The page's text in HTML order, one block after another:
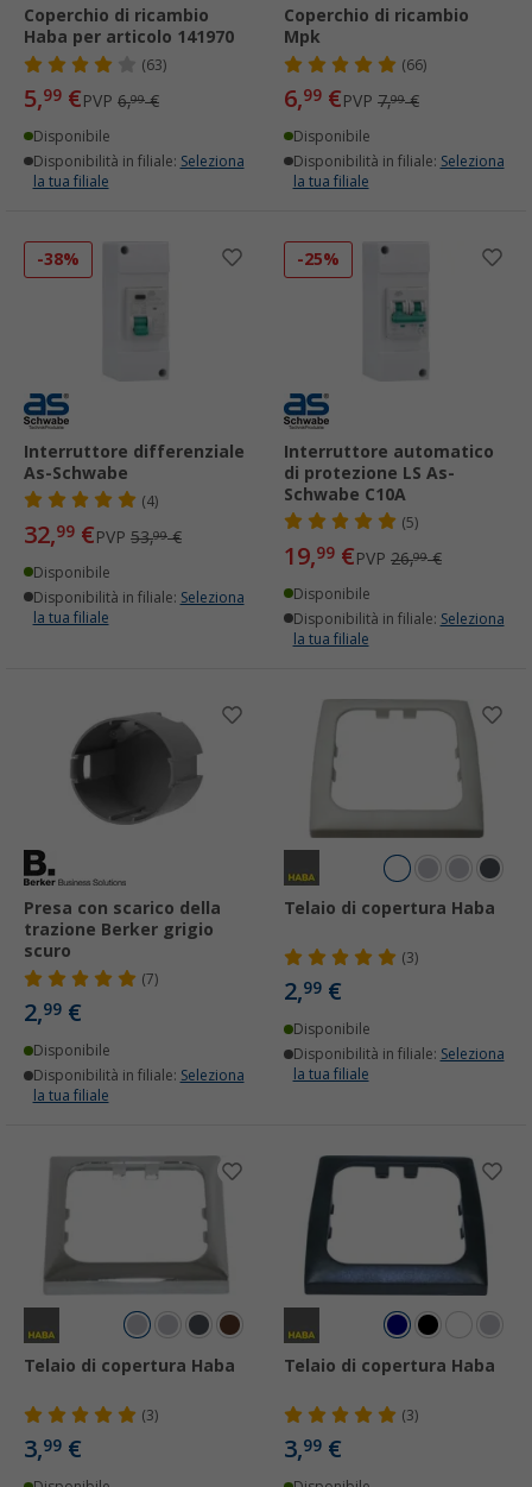
Coperchio di ricambio
Haba per articolo 141970
(63)
5,99 €PVP 6,99€
Disponibile
Disponibilità in filiale: Seleziona
la tua filiale
Coperchio di ricambio
Mpk
(66)
6,99 €PVP 7,99€
Disponibile
Disponibilità in filiale: Seleziona
la tua filiale
-38%
Interruttore differenziale
As-Schwabe
(4)
32,99 €PVP 53,99€
Disponibile
Disponibilità in filiale: Seleziona
la tua filiale
-25%
Interruttore automatico
di protezione LS As-
Schwabe C10A
(5)
19,99 €PVP 26,99€
Disponibile
Disponibilità in filiale: Seleziona
la tua filiale
Presa con scarico della
trazione Berker grigio
scuro
(7)
2,99 €
Disponibile
Disponibilità in filiale: Seleziona
la tua filiale
Telaio di copertura Haba
(3)
2,99 €
Disponibile
Disponibilità in filiale: Seleziona
la tua filiale
Telaio di copertura Haba
(3)
3,99 €
Telaio di copertura Haba
(3)
3,99 €